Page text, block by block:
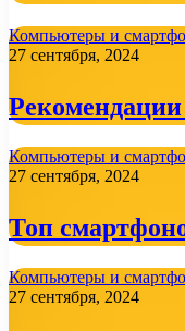
Компьютеры и
27 сентября, 2024
Рекомендации
Компьютеры и
27 сентября, 2024
Топ
Компьютеры и
27 сентября, 2024